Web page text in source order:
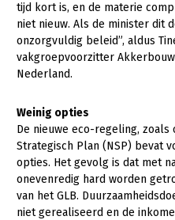
Biologische Landbouw
Geitenhouderij
Kalverhouderij
Melkveehouderij
Paardenhouderij
Pluimveehouderij
Schapenhouderij
tijd kort is, en de materie
niet nieuw. Als de minister dit
onzorgvuldig beleid”, aldus
vakgroepvoorzitter
Nederland.
Weinig opties
De nieuwe eco-regeling,
Strategisch Plan (NSP) bevat
opties. Het gevolg is dat met
onevenredig hard worden
van het GLB.
niet gerealiseerd en de